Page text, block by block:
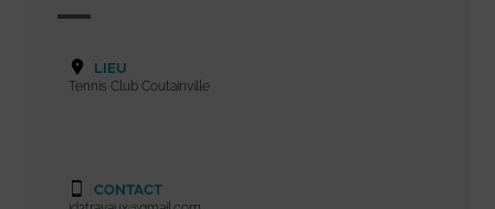
LIEU
Tennis Club Coutainville
CONTACT